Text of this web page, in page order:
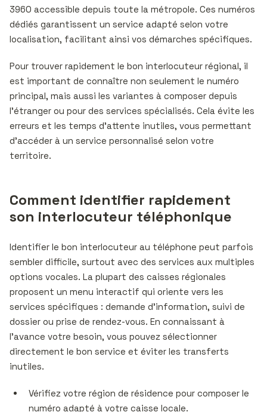
3960 accessible depuis toute la métropole. Ces numéros
dédiés garantissent un service adapté selon votre
localisation, facilitant ainsi vos démarches spécifiques.
Pour trouver rapidement le bon interlocuteur régional, il
est important de connaître non seulement le numéro
principal, mais aussi les variantes à composer depuis
l’étranger ou pour des services spécialisés. Cela évite les
erreurs et les temps d’attente inutiles, vous permettant
d’accéder à un service personnalisé selon votre
territoire.
Comment identifier rapidement
son interlocuteur téléphonique
Identifier le bon interlocuteur au téléphone peut parfois
sembler difficile, surtout avec des services aux multiples
options vocales. La plupart des caisses régionales
proposent un menu interactif qui oriente vers les
services spécifiques : demande d’information, suivi de
dossier ou prise de rendez-vous. En connaissant à
l’avance votre besoin, vous pouvez sélectionner
directement le bon service et éviter les transferts
inutiles.
Vérifiez votre région de résidence pour composer le
numéro adapté à votre caisse locale.